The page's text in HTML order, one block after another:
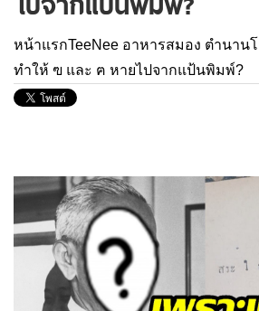
หน้าแรกTeeNee อาหารสมอง ตำนาน
ทำให้ ฃ และ ฅ หายไปจากแป้นพิมพ์?